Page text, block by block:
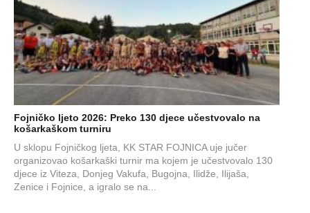
Fojničko ljeto 2026: Preko 130 djece učestvovalo na
košarkaškom turniru
U sklopu Fojničkog ljeta, KK STAR FOJNICA uje jučer
organizovao košarkaški turnir ma kojem je učestvovalo 130
djece iz Viteza, Donjeg Vakufa, Bugojna, Ilidže, Ilijaša,
Zenice i Fojnice, a igralo se na...